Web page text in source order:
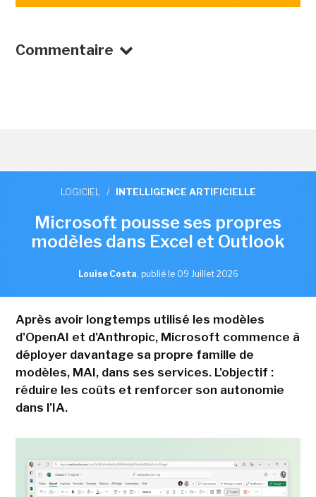
Commentaire
LOGICIEL / INTELLIGENCE ARTIFICIELLE
Microsoft pousse ses propres
modèles dans Excel et Outlook
Louise Costa, publié le 09 Juillet 2026
Après avoir longtemps utilisé les modèles
d'OpenAI et d'Anthropic, Microsoft commence à
déployer davantage sa propre famille de
modèles, MAI, dans ses services. L'objectif :
réduire les coûts et renforcer son autonomie
dans l'IA.